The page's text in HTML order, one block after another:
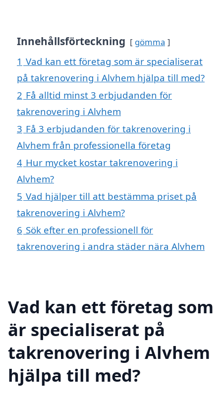
Innehållsförteckning gömma
1 Vad kan ett företag som är specialiserat
på takrenovering i Alvhem hjälpa till med?
2 Få alltid minst 3 erbjudanden för
takrenovering i Alvhem
3 Få 3 erbjudanden för takrenovering i
Alvhem från professionella företag
4 Hur mycket kostar takrenovering i
Alvhem?
5 Vad hjälper till att bestämma priset på
takrenovering i Alvhem?
6 Sök efter en professionell för
takrenovering i andra städer nära Alvhem
Vad kan ett företag som
är specialiserat på
takrenovering i Alvhem
hjälpa till med?